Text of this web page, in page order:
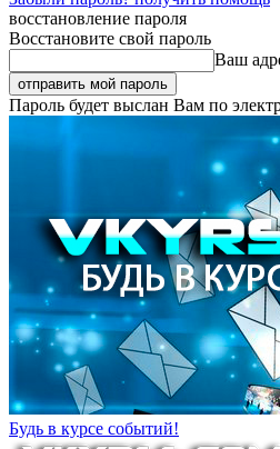
восстановление пароля
Восстановите свой пароль
Ваш
Пароль будет выслан Вам по
Будь в курсе событий!